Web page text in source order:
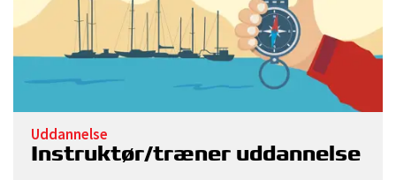
Uddannelse
Instruktør/træner uddannelse